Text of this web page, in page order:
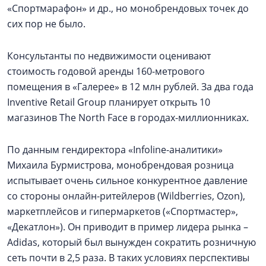
«Спортмарафон» и др., но монобрендовых точек до
сих пор не было.
Консультанты по недвижимости оценивают
стоимость годовой аренды 160-метрового
помещения в «Галерее» в 12 млн рублей. За два года
Inventive Retail Group планирует открыть 10
магазинов The North Face в городах-миллионниках.
По данным гендиректора «Infoline-аналитики»
Михаила Бурмистрова, монобрендовая розница
испытывает очень сильное конкурентное давление
со стороны онлайн-ритейлеров (Wildberries, Ozon),
маркетплейсов и гипермаркетов («Спортмастер»,
«Декатлон»). Он приводит в пример лидера рынка –
Adidas, который был вынужден сократить розничную
сеть почти в 2,5 раза. В таких условиях перспективы